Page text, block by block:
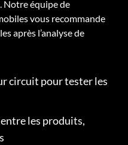
Notre équipe de
vous recommande
après l’analyse de
circuit pour tester les
les produits,